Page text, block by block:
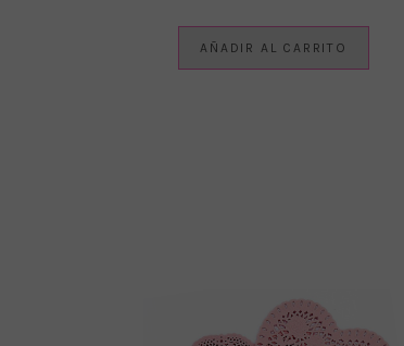
AÑADIR AL CARRITO